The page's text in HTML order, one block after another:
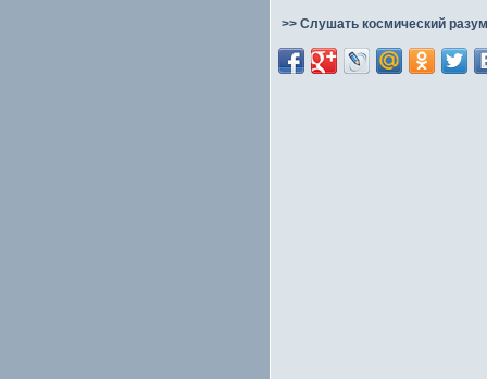
>> Слушать космический